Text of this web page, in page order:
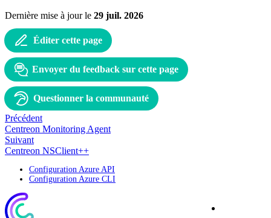
Dernière mise à jourle 29 juil. 2026
Éditer cette page
Envoyer du feedback sur cette page
Questionner la communauté
Précédent
Centreon Monitoring Agent
Suivant
Centreon NSClient++
Configuration Azure API
Configuration Azure CLI